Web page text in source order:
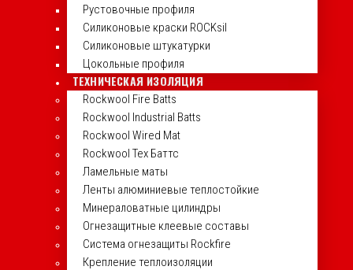
Рустовочные профиля
Силиконовые краски ROCKsil
Силиконовые штукатурки
Цокольные профиля
ТЕХНИЧЕСКАЯ ИЗОЛЯЦИЯ
Rockwool Fire Batts
Rockwool Industrial Batts
Rockwool Wired Mat
Rockwool Тех Баттс
Ламельные маты
Ленты алюминиевые теплостойкие
Минераловатные цилиндры
Огнезащитные клеевые составы
Система огнезащиты Rockfire
Крепление теплоизоляции